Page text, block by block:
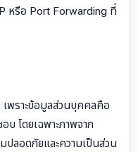
หรือ Port Forwarding ที่
พราะข้อมูลส่วนบุคคลคือ
บ โดยเฉพาะภาพจาก
ปลอดภัยและความเป็นส่วน